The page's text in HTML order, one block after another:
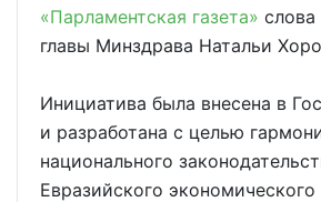
«Парламентская газета» слова
главы Минздрава Натальи
Инициатива была внесена в
и разработана с целью
национального
Евразийского